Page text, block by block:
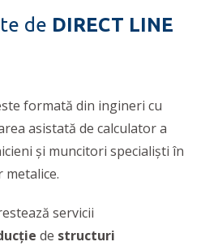
de DIRECT LINE
formată din ingineri cu
asistată de calculator a
și muncitori specialiști în
servicii
de structuri